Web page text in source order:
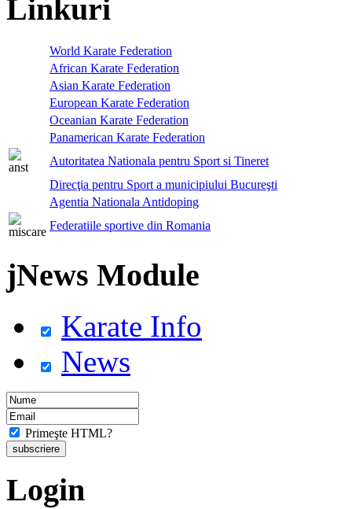
Linkuri
World Karate Federation
African Karate Federation
Asian Karate Federation
European Karate Federation
Oceanian Karate Federation
Panamerican Karate Federation
Autoritatea Nationala pentru Sport si Tineret
Direcţia pentru Sport a municipiului Bucureşti
Agentia Nationala Antidoping
Federatiile sportive din Romania
jNews Module
Karate Info
News
Primeşte HTML?
Login